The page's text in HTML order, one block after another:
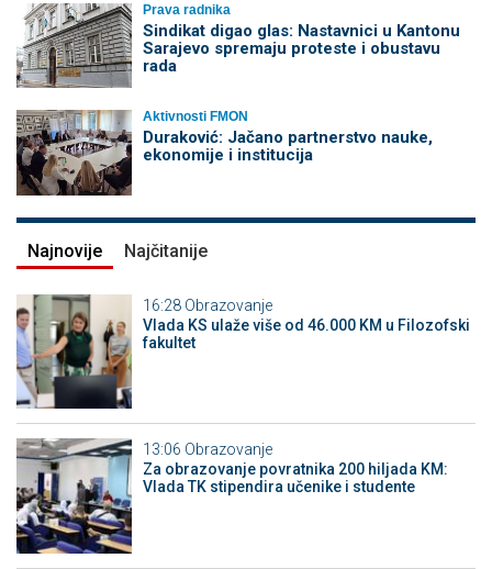
Prava radnika
Sindikat digao glas: Nastavnici u Kantonu
Sarajevo spremaju proteste i obustavu
rada
Aktivnosti FMON
Duraković: Jačano partnerstvo nauke,
ekonomije i institucija
Najnovije Najčitanije
16:28 Obrazovanje
Vlada KS ulaže više od 46.000 KM u Filozofski
fakultet
13:06 Obrazovanje
Za obrazovanje povratnika 200 hiljada KM:
Vlada TK stipendira učenike i studente